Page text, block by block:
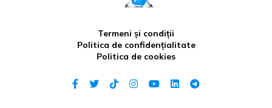
Termeni și condiții
Politica de confidențialitate
Politica de cookies